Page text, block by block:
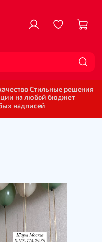
Стильные решения
на любой бюджет
надписей